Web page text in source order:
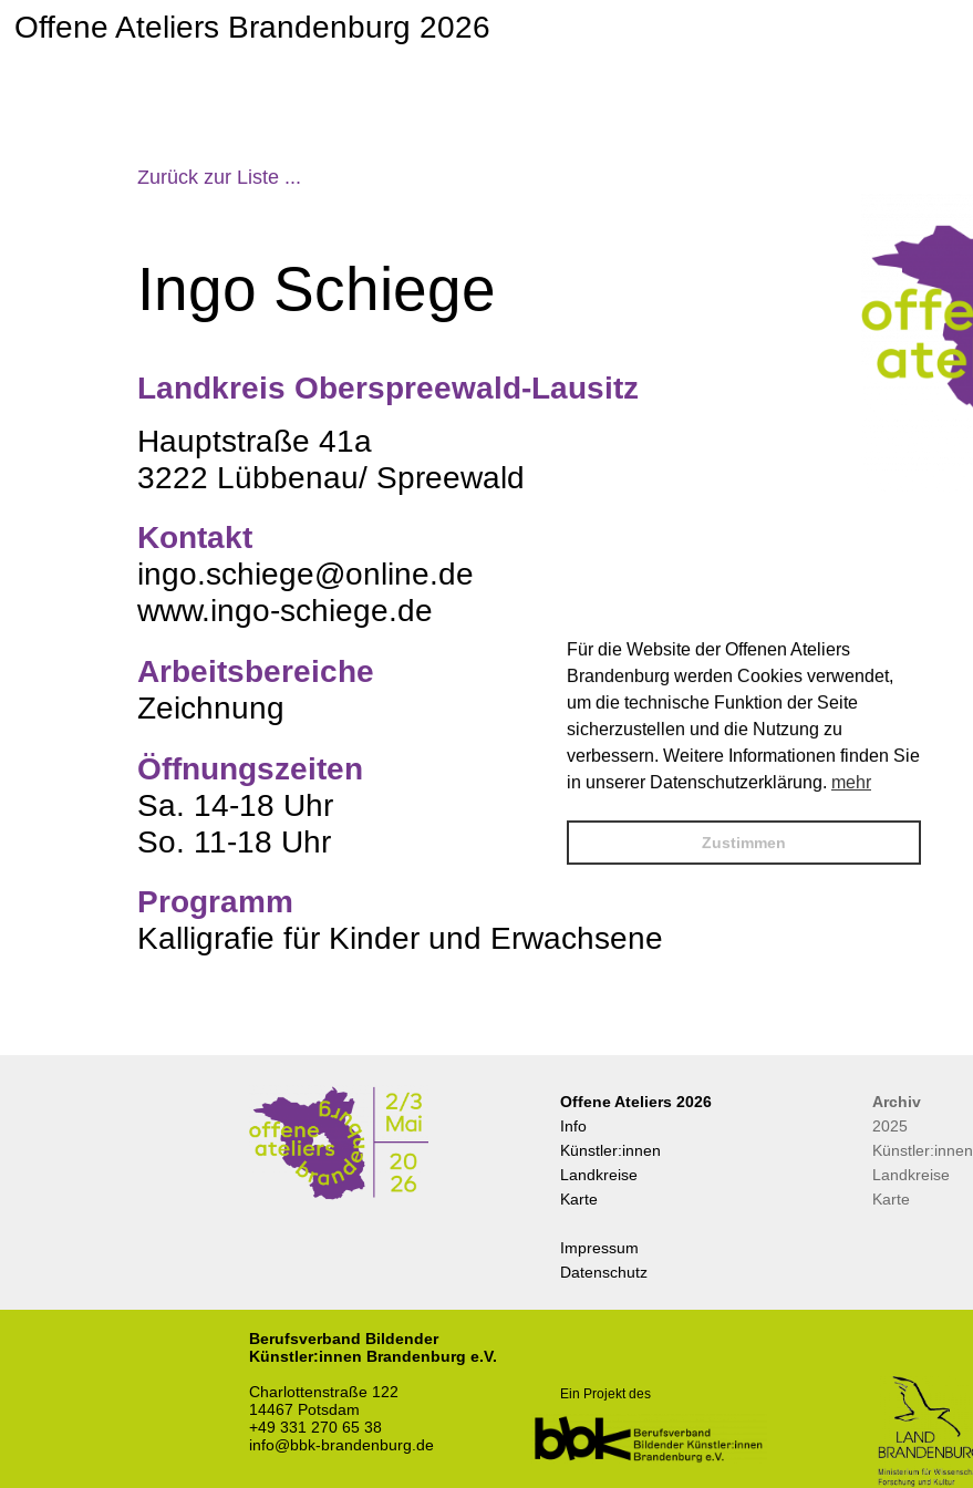
Offene Ateliers Brandenburg 2026
Zurück zur Liste ...
Ingo Schiege
Landkreis Oberspreewald-Lausitz
Hauptstraße 41a
3222 Lübbenau/ Spreewald
Kontakt
ingo.schiege@online.de
www.ingo-schiege.de
Arbeitsbereiche
Zeichnung
Öffnungszeiten
Sa. 14-18 Uhr
So. 11-18 Uhr
Programm
Kalligrafie für Kinder und Erwachsene
Offene Ateliers 2026
Info
Künstler:innen
Landkreise
Karte
Impressum
Datenschutz
Archiv
2025
Künstler:innen
Landkreise
Karte
Ein Projekt des
Berufsverband Bildender
Künstler:innen Brandenburg e.V.
Charlottenstraße 122
14467 Potsdam
+49 331 270 65 38
info@bbk-brandenburg.de
Für die Website der Offenen Ateliers
Brandenburg werden Cookies verwendet,
um die technische Funktion der Seite
sicherzustellen und die Nutzung zu
verbessern. Weitere Informationen finden Sie
in unserer Datenschutzerklärung. mehr
Zustimmen